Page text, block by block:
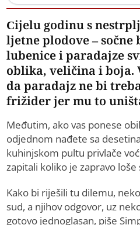
Cijelu godinu s
ljetne plodove – sočne
lubenice i paradajze
oblika, veličina i boja.
da paradajz ne bi
frižider jer mu to
Međutim, ako vas ponese
odjednom nađete sa
kuhinjskom pultu privlače
zapitali koliko je zapravo
Kako bi riješili tu dilemu,
sud, a njihov odgovor, uz
gotovo jednoglasan, piše